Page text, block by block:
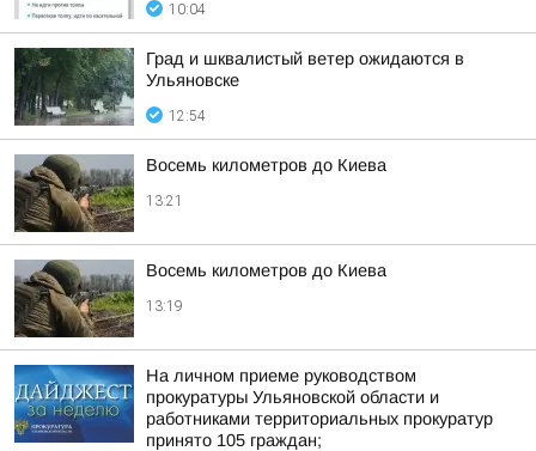
10:04
Град и шквалистый ветер ожидаются в
Ульяновске
12:54
Восемь километров до Киева
13:21
Восемь километров до Киева
13:19
На личном приеме руководством
прокуратуры Ульяновской области и
работниками территориальных прокуратур
принято 105 граждан;